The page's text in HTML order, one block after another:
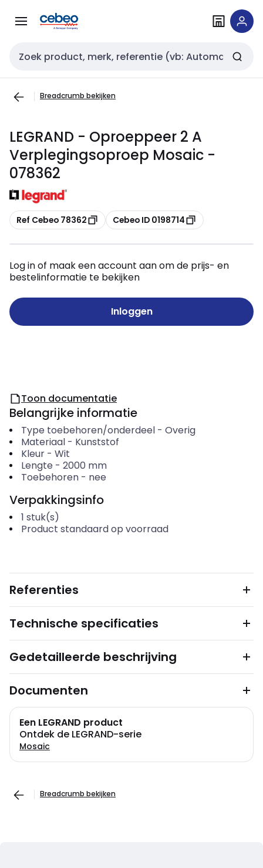
naar
naar
Zoekveld invoer
Breadcrumb bekijken
LEGRAND - Oproeppeer 2 A
Verplegingsoproep Mosaic -
078362
Kopiëren
Ref Cebeo 78362 Kopiëren
Cebeo ID 0198714
Log in of maak een account aan om de prijs- en
bestelinformatie te bekijken
Inloggen
Toon documentatie
Belangrijke informatie
Type toebehoren/onderdeel- Overig
Materiaal- Kunststof
Kleur- Wit
Lengte - 2000 mm
Toebehoren- nee
Verpakkingsinfo
1 stuk(s)
Product standaard op voorraad
Referenties
Technische specificaties
Gedetailleerde beschrijving
Documenten
Een LEGRAND product
Ontdek de LEGRAND-serie
Mosaic
Breadcrumb bekijken